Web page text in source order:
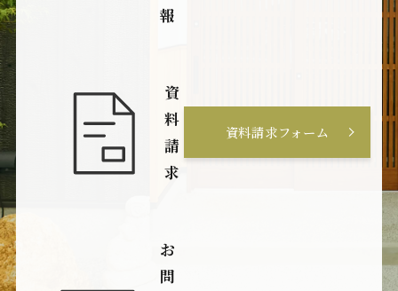
報
資
料
請
求
資料請求フォーム
お
問